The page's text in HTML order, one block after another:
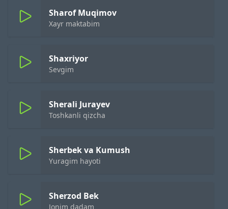
Sharof Muqimov
Xayr maktabim
Shaxriyor
Sevgim
Sherali Jurayev
Toshkanli qizcha
Sherbek va Kumush
Yuragim hayoti
Sherzod Bek
Jonim dadam